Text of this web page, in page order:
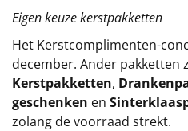
Eigen keuze kerstpakketten
Het Kerstcomplimenten-
december. Ander pakketten
Kerstpakketten,
geschenken en
zolang de voorraad strekt.